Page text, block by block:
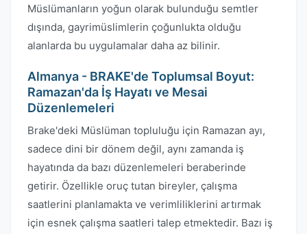
Müslümanların yoğun olarak bulunduğu semtler
dışında, gayrimüslimlerin çoğunlukta olduğu
alanlarda bu uygulamalar daha az bilinir.
Almanya - BRAKE'de Toplumsal Boyut:
Ramazan'da İş Hayatı ve Mesai
Düzenlemeleri
Brake'deki Müslüman topluluğu için Ramazan ayı,
sadece dini bir dönem değil, aynı zamanda iş
hayatında da bazı düzenlemeleri beraberinde
getirir. Özellikle oruç tutan bireyler, çalışma
saatlerini planlamakta ve verimliliklerini artırmak
için esnek çalışma saatleri talep etmektedir. Bazı iş